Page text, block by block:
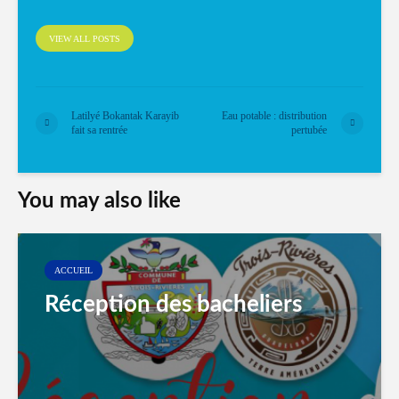
VIEW ALL POSTS
Latilyé Bokantak Karayib
fait sa rentrée
Eau potable : distribution
pertubée
You may also like
ACCUEIL
Réception des bacheliers